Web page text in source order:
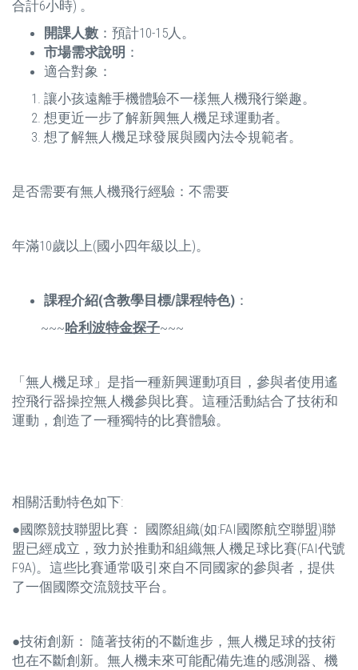
合計6小時) 。
開課人數 ：預計10-15人。
市場需求說明 ：
適合對象：
讓小孩遠離手機體驗不一樣無人機飛行樂趣。
想更近一步了解新興無人機足球運動者。
想了解無人機足球發展與國內法令規範者。
是否需要有無人機飛行經驗：不需要
年滿10歲以上(國小四年級以上)。
課程介紹(含教學目標/課程特色) ：
~~~哈利波特金探子~~~
「無人機足球」是指一種新興運動項目，參與者使用遙
控飛行器操控無人機參與比賽。這種活動結合了技術和
運動，創造了一種獨特的比賽體驗。
相關活動特色如下:
●國際競技聯盟比賽： 國際組織(如:FAI國際航空聯盟)聯
盟已經成立，致力於推動和組織無人機足球比賽(FAI代號
F9A)。這些比賽通常吸引來自不同國家的參與者，提供
了一個國際交流競技平台。
●技術創新： 隨著技術的不斷進步，無人機足球的技術
也在不斷創新。無人機未來可能配備先進的感測器、機